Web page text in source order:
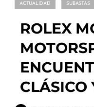
ACTUALIDAD SUBASTAS
ROLEX
CLÁSICO